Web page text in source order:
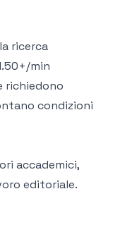
ricerca
min
richiedono
condizioni
accademici,
editoriale.